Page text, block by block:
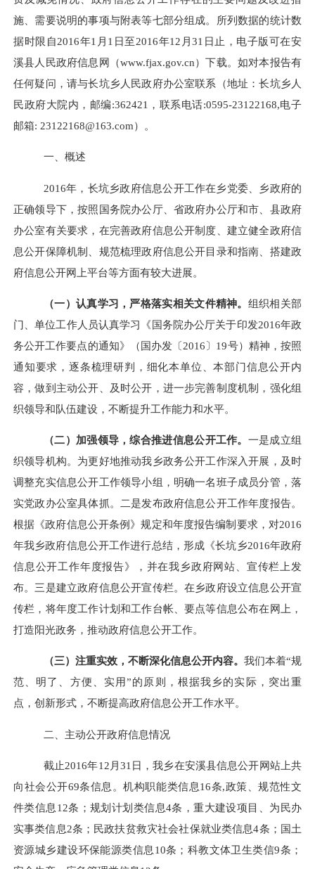
施、需要说明的事项与附表等七部分组成。所列数据的统计数
据时限自2016年1月1日至2016年12月31日止，电子版可在安
溪县人民政府信息网（www.fjax.gov.cn）下载。如对本报告有
任何疑问，请与长坑乡人民政府办公室联系（地址：长坑乡人
民政府大院内，邮编:362421，联系电话:0595-23122168,电子
邮箱: 23122168@163.com）。
一、概述
2016年，长坑乡政府信息公开工作在乡党委、乡政府的
正确领导下，按照国务院办公厅、省政府办公厅和市、县政府
办公室有关要求，在完善政府信息公开制度、建立健全政府信
息公开保障机制、规范梳理政府信息公开目录和指南、搭建政
府信息公开网上平台等方面有较大进展。
（一）认真学习，严格落实相关文件精神。 组织相关部
门、单位工作人员认真学习《国务院办公厅关于印发2016年政
务公开工作要点的通知》（国办发〔2016〕19号）精神，按照
通知要求，逐条梳理研判，细化本单位、本部门信息公开内
容，做到主动公开、及时公开，进一步完善制度机制，强化组
织领导和队伍建设，不断提升工作能力和水平。
（二）加强领导，综合推进信息公开工作。 一是成立组
织领导机构。为更好地推动我乡政务公开工作深入开展，及时
调整充实信息公开工作领导小组，明确一名班子成员分管，落
实党政办公室具体抓。二是发布政府信息公开工作年度报告。
根据 《政府信息公开条例》规定和年度报告编制要求，对2016
年我乡政府信息公开工作进行总结，形成《长坑乡2016年政府
信息公开工作年度报告》，并在我乡政府网站、宣传栏上发
布。三是建立政府信息公开宣传栏。在乡政府设立信息公开宣
传栏，将年度工作计划和工作台帐 、要点等信息公布在网上，
打造阳光政务，推动政府信息公开工作。
（三）注重实效，不断深化信息公开内容。 我们本着“规
范、明了、方便、实用”的原则，根据我乡的实际，突出重
点，创新形式，不断提高政府信息公开工作水平。
二、主动公开政府信息情况
截止2016年12月31日，我乡在安溪县信息公开网站上共
向社会公开69条信息。机构职能类信息16条,政策、规范性文
件类信息12条；规划计划类信息4条，重大建设项目、为民办
实事类信息2条；民政扶贫救灾社会社保就业类信息4条；国土
资源城乡建设环保能源类信息10条；科教文体卫生类信9条；